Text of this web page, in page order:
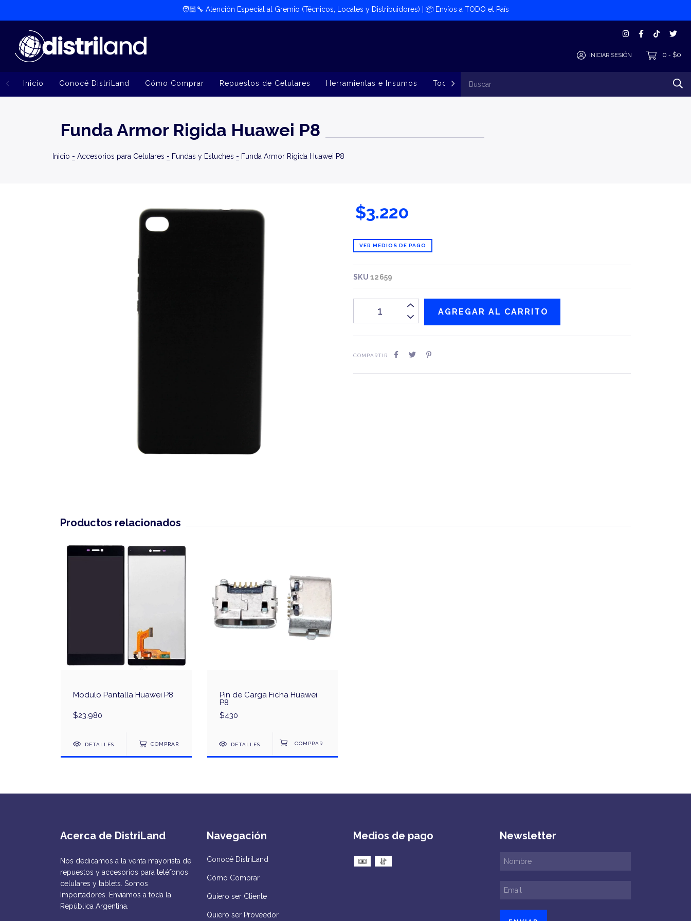
🧑🏻‍🔧​ Atención Especial al Gremio (Técnicos, Locales y Distribuidores) | 📦​ Envíos a TODO el País
INICIAR SESIÓN 0 - $0
Inicio Conocé DistriLand Cómo Comprar Repuestos de Celulares Herramientas e Insumos Todos los Productos
Funda Armor Rigida Huawei P8
Inicio - Accesorios para Celulares - Fundas y Estuches - Funda Armor Rigida Huawei P8
$3.220
VER MEDIOS DE PAGO
SKU12659
COMPARTIR
Productos relacionados
Modulo Pantalla Huawei P8
$23.980
DETALLES COMPRAR
Pin de Carga Ficha Huawei
P8
$430
DETALLES
Acerca de DistriLand
Nos dedicamos a la venta mayorista de
repuestos y accesorios para teléfonos
celulares y tablets. Somos
Importadores. Enviamos a toda la
República Argentina.
Navegación
Conocé DistriLand
Cómo Comprar
Quiero ser Cliente
Quiero ser Proveedor
Medios de pago Newsletter